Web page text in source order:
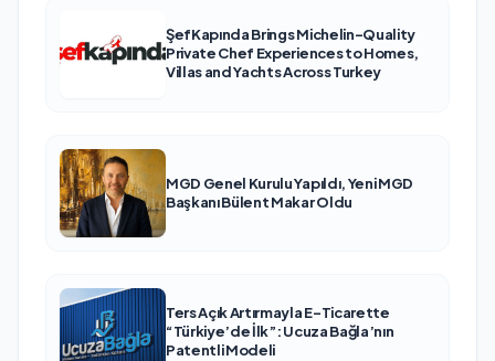
ŞefKapında Brings Michelin-Quality
Private Chef Experiences to Homes,
Villas and Yachts Across Turkey
MGD Genel Kurulu Yapıldı, Yeni MGD
Başkanı Bülent Makar Oldu
Ters Açık Artırmayla E-Ticarette
“Türkiye’de İlk”: Ucuza Bağla’nın
Patentli Modeli